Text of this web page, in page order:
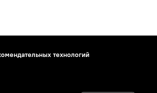
технологий